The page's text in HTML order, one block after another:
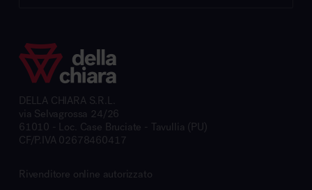
DELLA CHIARA S.R.L.
via Selvagrossa 24/26
61010 - Loc. Case Bruciate - Tavullia (PU)
CF/P.IVA 02678460417
Rivenditore online autorizzato